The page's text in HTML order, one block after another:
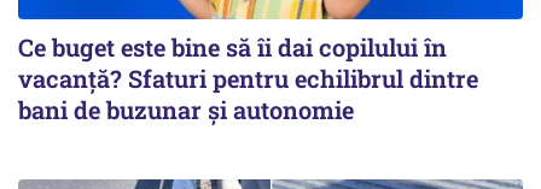
Ce buget este bine să îi dai copilului în
vacanță? Sfaturi pentru echilibrul dintre
bani de buzunar și autonomie